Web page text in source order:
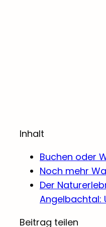
Inhalt
Buchen oder
Noch mehr
Der
Angelbachtal:
Beitrag teilen